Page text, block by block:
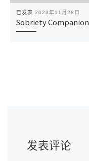
已发表 2023年11月28日
Sobriety Companion
发表评论